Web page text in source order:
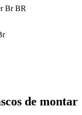
de montar